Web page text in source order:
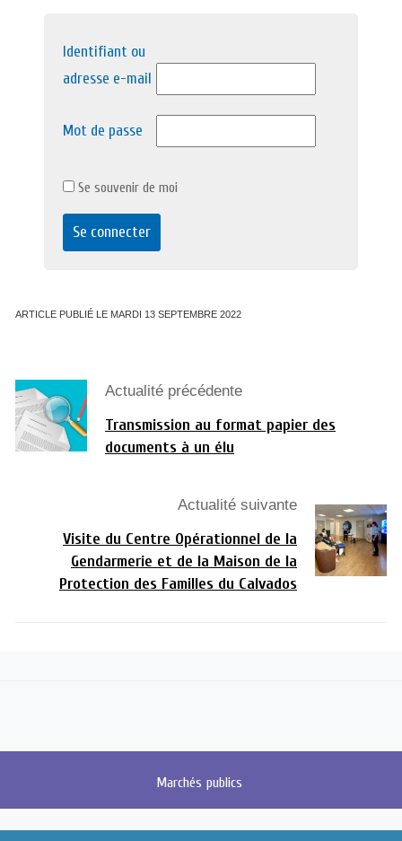
Identifiant ou
adresse e-mail
Mot de passe
Se souvenir de moi
ARTICLE PUBLIÉ LE MARDI 13 SEPTEMBRE 2022
Actualité précédente
Transmission au format papier des
documents à un élu
Actualité suivante
Visite du Centre Opérationnel de la
Gendarmerie et de la Maison de la
Protection des Familles du Calvados
Marchés publics